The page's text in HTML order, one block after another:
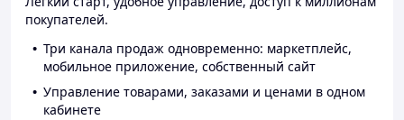
покупателей.
Три канала продаж одновременно: маркетплейс,
мобильное приложение, собственный сайт
Управление товарами, заказами и ценами в одном
кабинете